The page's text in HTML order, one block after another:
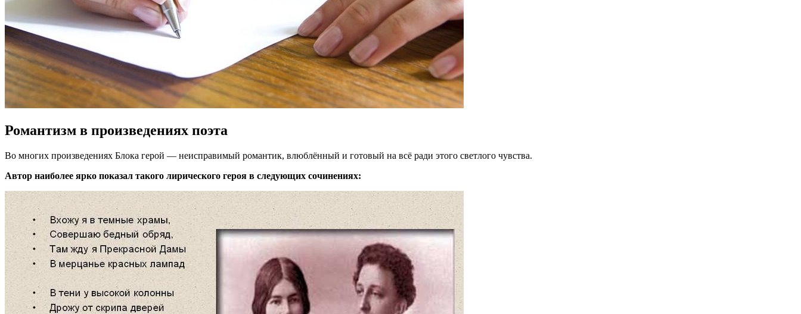
Романтизм в произведениях поэта
Во многих произведениях Блока герой — неисправимый романтик, влюблённый и готовый на всё ради этого светлого чувства.
Автор наиболее ярко показал такого лирического героя в следующих сочинениях: